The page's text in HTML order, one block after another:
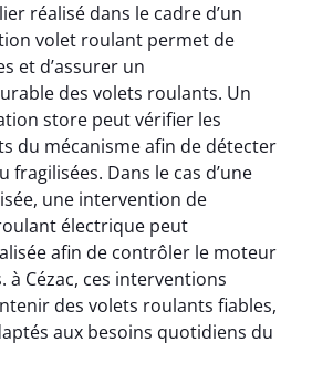
réalisé dans le cadre d’un
volet roulant permet de
et d’assurer un
des volets roulants. Un
store peut vérifier les
du mécanisme afin de détecter
fragilisées. Dans le cas d’une
une intervention de
électrique peut
afin de contrôler le moteur
à Cézac, ces interventions
des volets roulants fiables,
aux besoins quotidiens du